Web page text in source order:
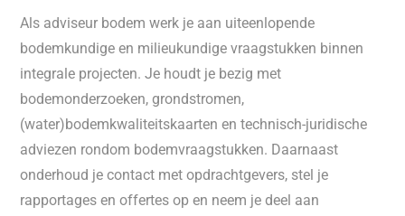
Als adviseur bodem werk je aan uiteenlopende
bodemkundige en milieukundige vraagstukken binnen
integrale projecten. Je houdt je bezig met
bodemonderzoeken, grondstromen,
(water)bodemkwaliteitskaarten en technisch-juridische
adviezen rondom bodemvraagstukken. Daarnaast
onderhoud je contact met opdrachtgevers, stel je
rapportages en offertes op en neem je deel aan